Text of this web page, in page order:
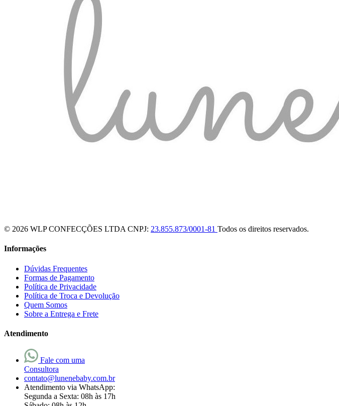
© 2026 WLP CONFECÇÕES LTDA CNPJ: 23.855.873/0001-81 Todos os direitos reservados.
Informações
Dúvidas Frequentes
Formas de Pagamento
Política de Privacidade
Política de Troca e Devolução
Quem Somos
Sobre a Entrega e Frete
Atendimento
Fale com uma
Consultora
contato@lunenebaby.com.br
Atendimento via WhatsApp:
Segunda a Sexta: 08h às 17h